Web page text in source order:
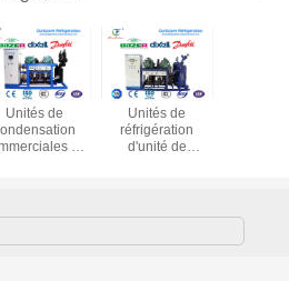
Unités de
de
compresseur
Unités de
réfrigération
d'unité de
les chambres